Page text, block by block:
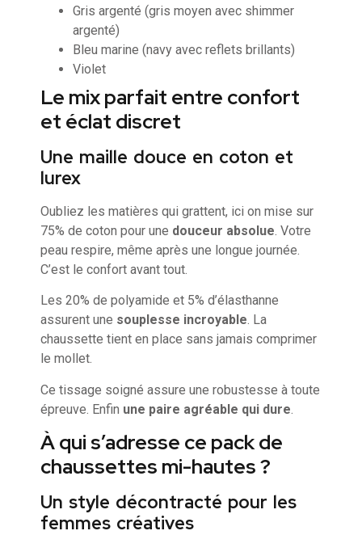
Gris argenté (gris moyen avec shimmer
argenté)
Bleu marine (navy avec reflets brillants)
Violet
Le mix parfait entre confort
et éclat discret
Une maille douce en coton et
lurex
Oubliez les matières qui grattent, ici on mise sur
75% de coton pour une douceur absolue. Votre
peau respire, même après une longue journée.
C’est le confort avant tout.
Les 20% de polyamide et 5% d’élasthanne
assurent une souplesse incroyable. La
chaussette tient en place sans jamais comprimer
le mollet.
Ce tissage soigné assure une robustesse à toute
épreuve. Enfin une paire agréable qui dure
À qui s’adresse ce pack de
chaussettes mi-hautes ?
Un style décontracté pour les
femmes créatives